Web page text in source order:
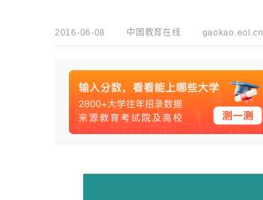
2016-06-08 中国教育在线 gaokao.eol.cn